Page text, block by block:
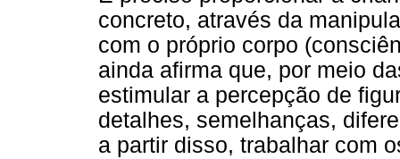
concreto, através da
com o próprio corpo
ainda afirma que, por meio
estimular a percepção de
detalhes, semelhanças,
a partir disso, trabalhar com